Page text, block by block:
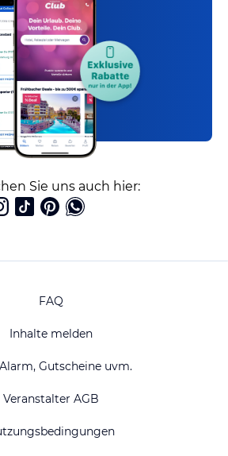
Sie uns auch hier:
FAQ
Inhalte melden
Gutscheine uvm.
Veranstalter AGB